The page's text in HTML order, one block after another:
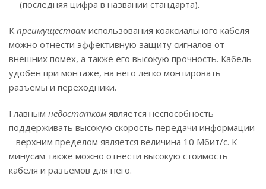
(последняя цифра в названии стандарта).
К преимуществам использования коаксиального кабеля
можно отнести эффективную защиту сигналов от
внешних помех, а также его высокую прочность. Кабель
удобен при монтаже, на него легко монтировать
разъемы и переходники.
Главным недостатком является неспособность
поддерживать высокую скорость передачи информации
– верхним пределом является величина 10 Мбит/с. К
минусам также можно отнести высокую стоимость
кабеля и разъемов для него.